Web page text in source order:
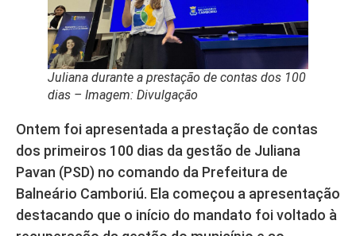
Juliana durante a prestação de contas dos 100
dias – Imagem: Divulgação
Ontem foi apresentada a prestação de contas
dos primeiros 100 dias da gestão de Juliana
Pavan (PSD) no comando da Prefeitura de
Balneário Camboriú. Ela começou a apresentação
destacando que o início do mandato foi voltado à